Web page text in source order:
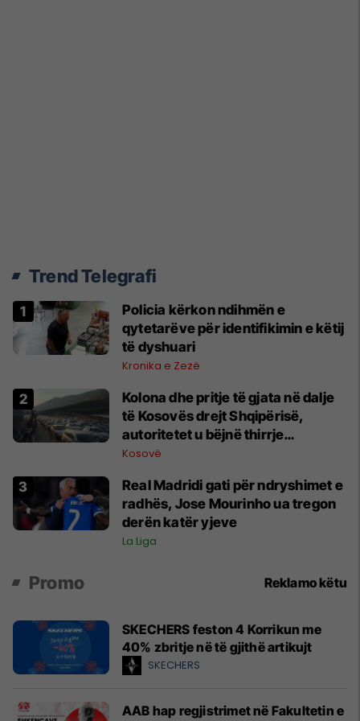
Trend Telegrafi
Policia kërkon ndihmën e
qytetarëve për identifikimin e këtij
të dyshuari
Kronika e Zezë
Kolona dhe pritje të gjata në dalje
të Kosovës drejt Shqipërisë,
autoritetet u bëjnë thirrje
qytetarëve të shfrytëzojnë pika të
Kosovë
Real Madridi gati për ndryshimet e
radhës, Jose Mourinho ua tregon
derën katër yjeve
La Liga
Promo Reklamo këtu
SKECHERS feston 4 Korrikun me
40% zbritje në të gjithë artikujt
SKECHERS
AAB hap regjistrimet në Fakultetin e